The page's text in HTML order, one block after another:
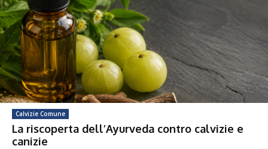
Calvizie Comune
La riscoperta dell’Ayurveda contro calvizie e
canizie